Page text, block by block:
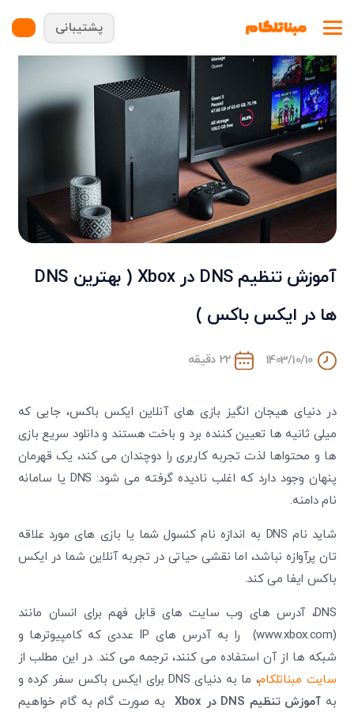
پشتیبانی
آموزش تنظیم DNS در Xbox ( بهترین DNS
ها در ایکس باکس )
1403/10/10 22 دقیقه
در دنیای هیجان ‌انگیز بازی‌ های آنلاین ایکس باکس، جایی که
میلی ‌ثانیه ‌ها تعیین‌ کننده برد و باخت هستند و دانلود سریع بازی
‌ها و محتواها لذت تجربه کاربری را دوچندان می ‌کند، یک قهرمان
پنهان وجود دارد که اغلب نادیده گرفته می‌ شود: DNS یا سامانه
نام دامنه.
شاید نام DNS به اندازه نام کنسول شما یا بازی ‌های مورد علاقه
‌تان پرآوازه نباشد، اما نقشی حیاتی در تجربه آنلاین شما در ایکس
باکس ایفا می ‌کند.
DNS، آدرس ‌های وب ‌سایت ‌های قابل فهم برای انسان مانند
(www.xbox.com) را به آدرس ‌های IP عددی که کامپیوترها و
شبکه ‌ها از آن استفاده می ‌کنند، ترجمه می‌ کند. در این مطلب از
سایت مبناتلکام
، ما به دنیای DNS برای ایکس باکس سفر کرده و
بهآموزش تنظیم DNS در Xbox به صورت گام به گام خواهیم